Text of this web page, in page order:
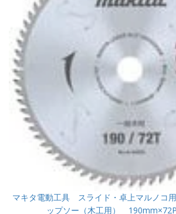
マキタ電動工具 スライド・卓上マルノコ
ップソー（木工用）